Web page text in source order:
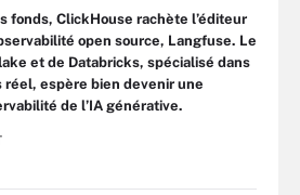
fonds, ClickHouse rachète l’éditeur
open source, Langfuse. Le
et de Databricks, spécialisé dans
réel, espère bien devenir une
de l’IA générative.